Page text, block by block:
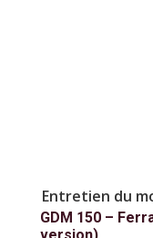
Entretien du
GDM 150 –
version)